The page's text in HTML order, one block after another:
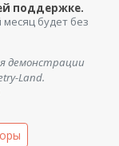
поддержке.
будет без
демонстрации
Land.